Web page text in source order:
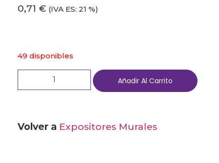
0,71 € (IVA ES: 21 %)
49 disponibles
Añadir Al Carrito
Volver a Expositores Murales